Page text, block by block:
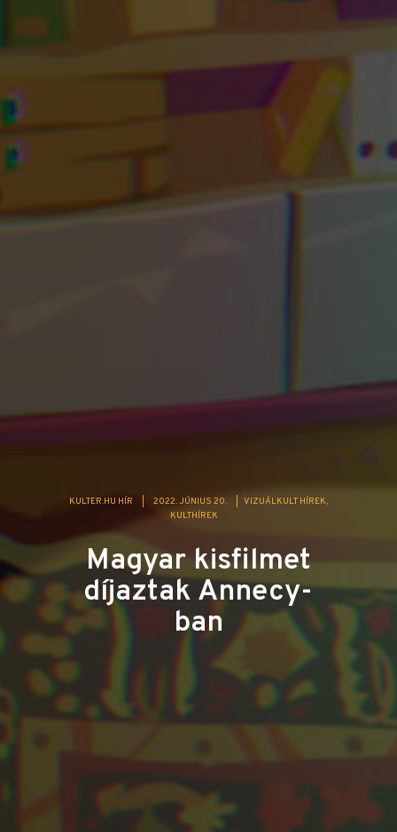
KULTER.HU HÍR 2022. JÚNIUS 20.
VIZUÁLKULT HÍREK
KULTHÍREK
Magyar kisfilmet
díjaztak Annecy-
ban